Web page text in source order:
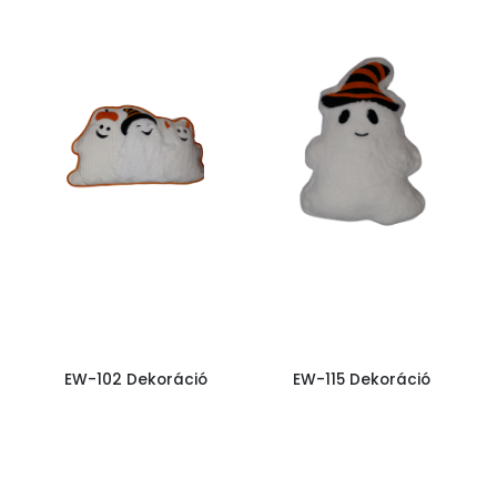
EW-102 Dekoráció EW-115 Dekoráció